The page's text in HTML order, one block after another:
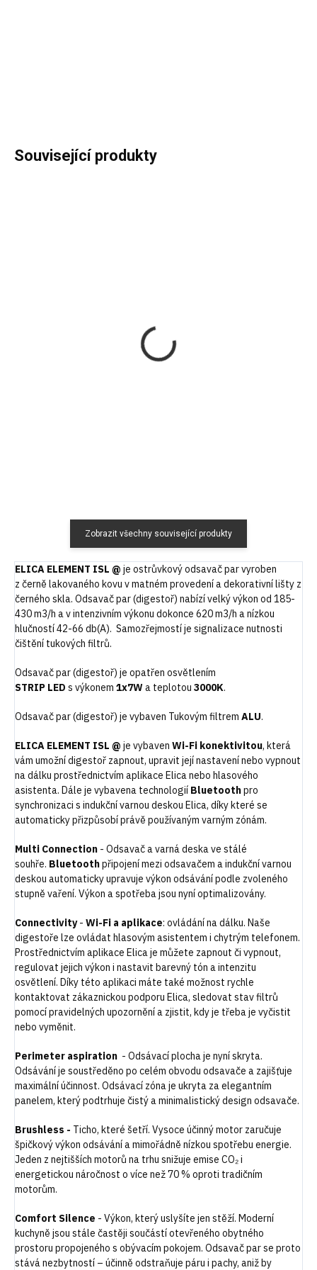
Související produkty
Zobrazit všechny související produkty
ELICA ELEMENT ISL @ je ostrůvkový odsavač par vyroben
z černě lakovaného kovu v matném provedení a dekorativní lišty z
černého skla. Odsavač par (digestoř) nabízí velký výkon od 185-
430 m3/h a v intenzivním výkonu dokonce 620 m3/h a nízkou
hlučností 42-66 db(A). Samozřejmostí je signalizace nutnosti
čištění tukových filtrů.
Odsavač par (digestoř) je opatřen osvětlením
STRIP LED s výkonem 1x7Wa teplotou 3000K.
Odsavač par (digestoř) je vybaven Tukovým filtrem ALU.
ELICA ELEMENT ISL @ je vybaven Wi-Fi konektivitou, která
vám umožní digestoř zapnout, upravit její nastavení nebo vypnout
na dálku prostřednictvím aplikace Elica nebo hlasového
asistenta. Dále je vybavena technologií Bluetoothpro
synchronizaci s indukční varnou deskou Elica, díky které se
automaticky přizpůsobí právě používaným varným zónám.
Multi Connection - Odsavača varnádeska ve stálé
souhře. Bluetoothpřipojenímezi odsavačem a indukčnívarnou
deskou automaticky upravuje výkon odsávánípodle zvoleného
stupně vaření. Výkon a spotřeba jsou nyníoptimalizovány.
Connectivity- Wi-Fi a aplikace: ovládání na dálku. Naše
digestoře lze ovládat hlasovým asistentem i chytrým telefonem.
Prostřednictvím aplikace Elica je můžete zapnout či vypnout,
regulovat jejich výkon i nastavit barevný tón a intenzitu
osvětlení. Díky této aplikaci máte také možnost rychle
kontaktovat zákaznickou podporu Elica, sledovat stav filtrů
pomocí pravidelných upozornění a zjistit, kdy je třeba je vyčistit
nebo vyměnit.
Perimeter aspiration - Odsávací plocha je nyní skryta.
Odsávání je soustředěno po celém obvodu odsavače a zajišťuje
maximální účinnost. Odsávací zóna je ukryta za elegantním
panelem, který podtrhuje čistý a minimalistický design odsavače.
Brushless - Ticho, které šetří. Vysoce účinný motor zaručuje
špičkový výkon odsávání a mimořádně nízkou spotřebu energie.
Jeden z nejtišších motorů na trhu snižuje emise CO₂ i
energetickou náročnost o více než 70 % oproti tradičním
motorům.
Comfort Silence - Výkon, který uslyšíte jen stěží. Moderní
kuchyně jsou stále častěji součástí otevřeného obytného
prostoru propojeného s obývacím pokojem. Odsavač par se proto
stává nezbytností – účinně odstraňuje páru i pachy, aniž by